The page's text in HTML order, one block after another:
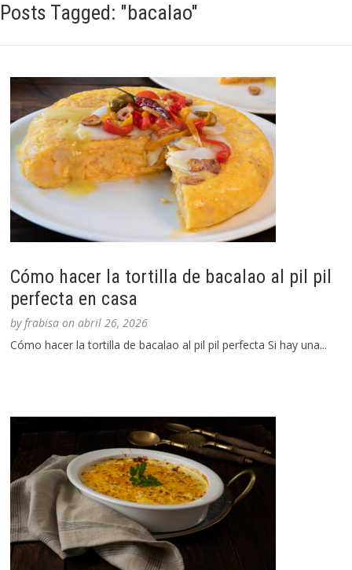
Posts Tagged: "bacalao"
Cómo hacer la tortilla de bacalao al pil pil
perfecta en casa
byfrabisa onabril 26, 2026
Cómo hacer la tortilla de bacalao al pil pil perfecta Si hay una...